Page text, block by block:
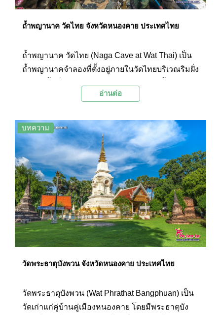
ความสวยงามแปลกตา ซึ่งทาง Palanla ได้รวบรวม
มาฝากกันในวันนี้
ถ้ำพญานาค วัดไทย จังหวัดหนองคาย ประเทศไทย
ถ้ำพญานาค วัดไทย (Naga Cave at Wat Thai) เป็น
ถ้ำพญานาคจำลองที่ตั้งอยู่ภายในวัดไทยบริเวณริมฝั่ง
พญานาคโดดเด่นด้วยราชาพญานาคสีเขียวองค์ใหญ่
พญานาคที่ได้รับความนิยมที่สุดของจังหวัด
หนองคาย และบริเวณใกล้กันยังมีรูปปั้นพญานาคเจ็ด
เศียรสีทององค์ใหญ่นามว่าพญาพิสัยสัตนาคราช ซึ่ง
ถือเป็นจุดแลนด์มาร์กอีกแห่งหนึ่งของจังหวัด
หนองคายอีกด้วย
อ่านต่อ
บทความ
วัดพระธาตุบังพวน จังหวัดหนองคาย ประเทศไทย
วัดพระธาตุบังพวน (Wat Phrathat Bangphuan) เป็น
วัดเก่าแก่คู่บ้านคู่เมืองหนองคาย โดยมีพระธาตุบัง